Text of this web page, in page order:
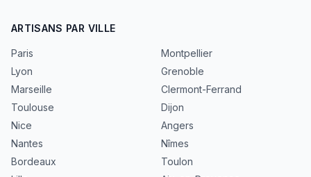
ARTISANS PAR VILLE
Paris
Lyon
Marseille
Toulouse
Nice
Nantes
Bordeaux
Montpellier
Grenoble
Clermont-Ferrand
Dijon
Angers
Nîmes
Toulon